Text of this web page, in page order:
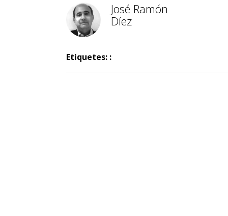
José Ramón
Díez
Etiquetes: